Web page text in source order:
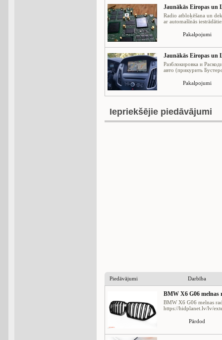
Jaunākās Eiropas un
Radio atbloķēšana un
ar automašīnās
Pakalpojumi
Jaunākās Eiropas un
Разблокировка и
авто (прикурить
Pakalpojumi
Iepriekšējie piedāvājumi
Piedāvājumi Darbība
BMW X6 G06 melnas
BMW X6 G06 melnas
https://hidplanet.lv/lv/
Pārdod